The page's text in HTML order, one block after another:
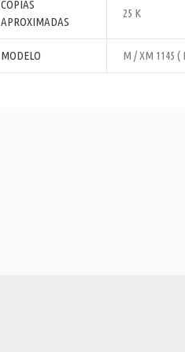
COPIAS
APROXIMADAS
25 K
MODELO M / XM 1145 (